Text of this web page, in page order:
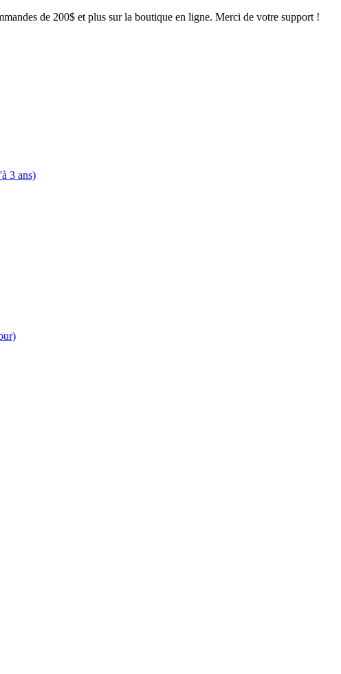
de 200$ et plus sur la boutique en ligne. Merci de votre support !
3 ans)